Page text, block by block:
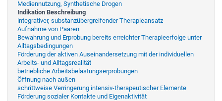
Mediennutzung, Synthetische Drogen
Indikation Beschreibung
integrativer, substanzübergreifender Therapieansatz
Aufnahme von Paaren
Bewahrung und Erprobung bereits erreichter Therapieerfolge unter
Alltagsbedingungen
Förderung der aktiven Auseinandersetzung mit der individuellen
Arbeits- und Alltagsrealität
betriebliche Arbeitsbelastungserprobungen
Öffnung nach außen
schrittweise Verringerung intensiv-therapeutischer Elemente
Förderung sozialer Kontakte und Eigenaktivität